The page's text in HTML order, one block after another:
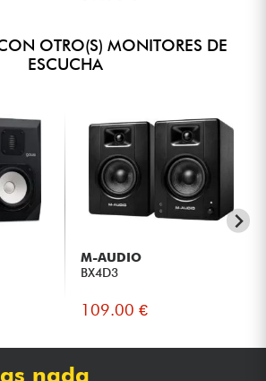
OTRO(S) MONITORES DE
ESCUCHA
M-AUDIO
BX4D3
109.00 €
nada